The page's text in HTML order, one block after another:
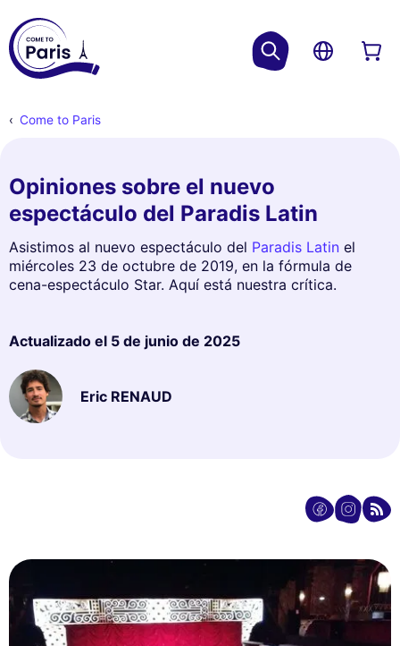
Come to Paris
Opiniones sobre el nuevo
espectáculo del Paradis Latin
Asistimos al nuevo espectáculo del Paradis Latin el
miércoles 23 de octubre de 2019, en la fórmula de
cena-espectáculo Star. Aquí está nuestra crítica.
Actualizado el 5 de junio de 2025
Eric RENAUD